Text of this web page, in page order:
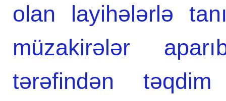
olan layihələrlə
müzakirələr
tərəfindən